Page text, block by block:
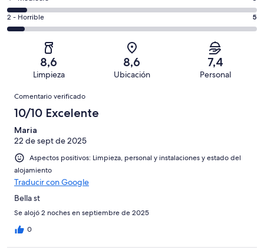
de
76
con
puntuación
total
de
puntuación
de
un
total
puntuación
Normal
comentarios
de
una
puntuación
Mediocre
5
comentarios
76
una
puntuación
de
Horrible
2 - Horrible 5
8,6
Limpieza
8,6
Ubicación
7,4
Personal
Comentarios
Comentario verificado
10/10 Excelente
Maria
22 de sept de 2025
Aspectos positivos: Limpieza, personal y instalaciones y estado del
alojamiento
Traducir con Google
Bella st
Se alojó 2 noches en septiembre de 2025
0